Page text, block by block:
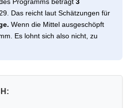
Das reicht laut Schätzungen für
Wenn die Mittel ausgeschöpft
Es lohnt sich also nicht, zu